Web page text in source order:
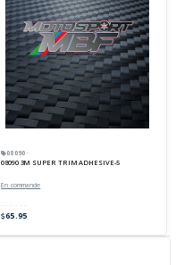
08090 ·
08090 3M SUPER TRIM ADHESIVE-5
En commande
65.95